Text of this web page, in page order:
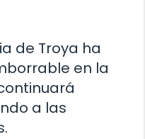
de Troya ha
en la
a las